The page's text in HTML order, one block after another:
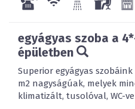
A hotelhez tartozó
szabott, teljes körű
legmodernebb fogászati
legkorszerűbb anyagok,
egyágyas szoba a
épületben
Superior egyágyas szobáink
m2 nagyságúak, melyek
klimatizált, tusolóval, WC-